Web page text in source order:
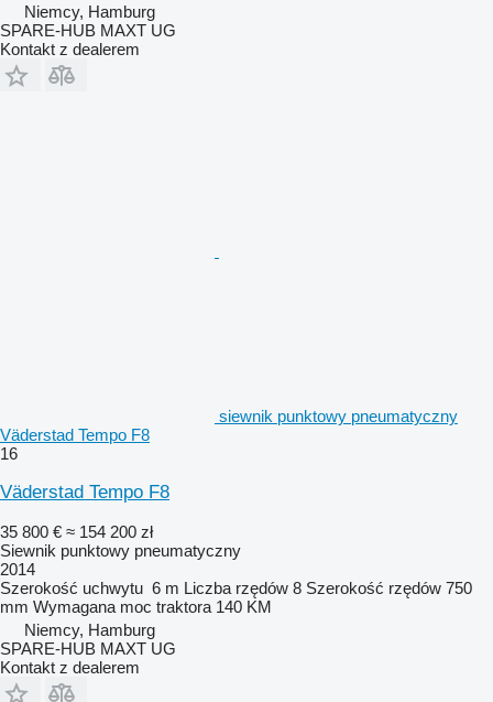
Niemcy, Hamburg
SPARE-HUB MAXT UG
Kontakt z dealerem
siewnik punktowy pneumatyczny
Väderstad Tempo F8
16
Väderstad Tempo F8
35 800 € ≈ 154 200 zł
Siewnik punktowy pneumatyczny
2014
Szerokość uchwytu 6 m Liczba rzędów 8 Szerokość rzędów 750
mm Wymagana moc traktora 140 KM
Niemcy, Hamburg
SPARE-HUB MAXT UG
Kontakt z dealerem